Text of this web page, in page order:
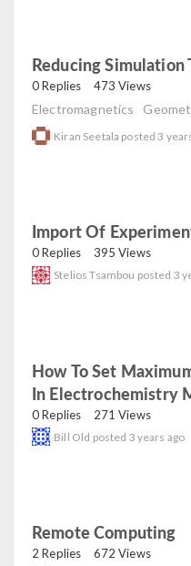
Reducing Simulation
0 Replies 473 Views
Electromagnetics
Kiran Seetala posted3
Import Of
0 Replies 395 Views
Stelios Tsambou posted 3
How To Set
In Electrochemistry
0 Replies 271 Views
Bill Old posted 3 years ago
Remote Computing
2 Replies 672 Views